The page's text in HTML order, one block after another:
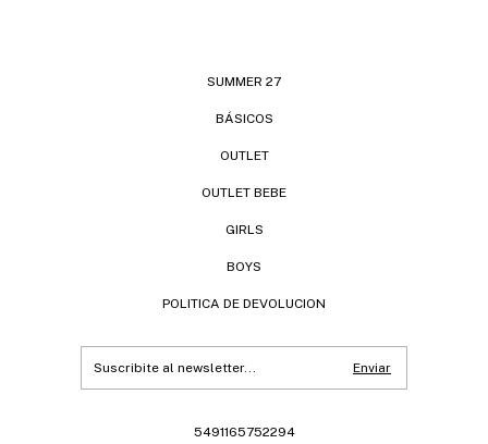
SUMMER 27
BÁSICOS
OUTLET
OUTLET BEBE
GIRLS
BOYS
POLITICA DE DEVOLUCION
5491165752294